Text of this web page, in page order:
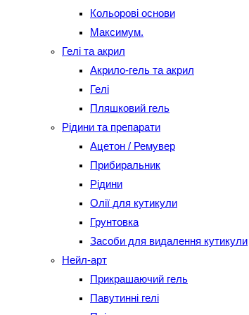
Кольорові основи
Максимум.
Гелі та акрил
Акрило-гель та акрил
Гелі
Пляшковий гель
Рідини та препарати
Ацетон / Ремувер
Прибиральник
Рідини
Олії для кутикули
Грунтовка
Засоби для видалення кутикули
Нейл-арт
Прикрашаючий гель
Павутинні гелі